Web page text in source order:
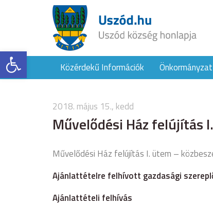
Eszköztár megnyitásaKözérdekű Információk Önkormányzat
2018. május 15., kedd
Művelődési Ház felújítás
Művelődési Ház felújítás I. ütem –
Ajánlattételre felhívott gazdasági
Ajánlattételi felhívás